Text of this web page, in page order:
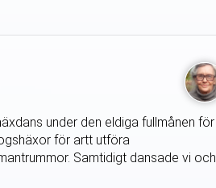
under den eldiga fullmånen för
för artt utföra
Samtidigt dansade vi och